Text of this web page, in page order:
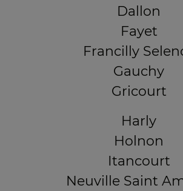
Dallon
Fayet
Francilly
Gauchy
Gricourt
Harly
Holnon
Itancourt
Neuville Saint